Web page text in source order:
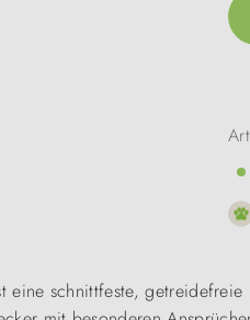
eine schnittfeste,